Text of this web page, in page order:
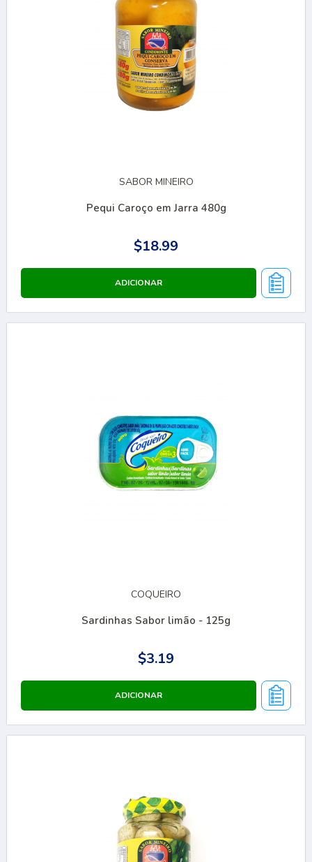
SABOR MINEIRO
Pequi Caroço em Jarra 480g
$18.99
COQUEIRO
Sardinhas Sabor limão - 125g
$3.19